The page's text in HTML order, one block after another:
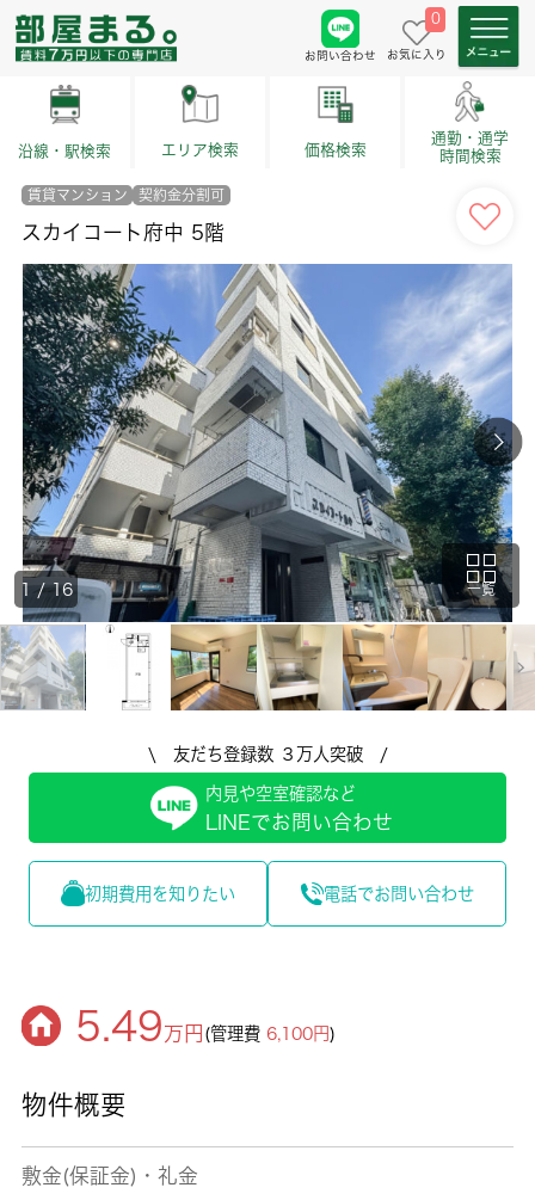
お問い合わせ
0
お気に入り
沿線・駅検索 エリア検索 価格検索
通勤・通学
時間検索
賃貸マンション 契約金分割可
スカイコート府中 5階
一覧
1 /16
\ 友だち登録数 ３万人突破 /
内見や空室確認など
LINEでお問い合わせ
初期費用を知りたい 電話でお問い合わせ
5.49万円 (管理費 6,100円)
物件概要
敷金(保証金)・礼金